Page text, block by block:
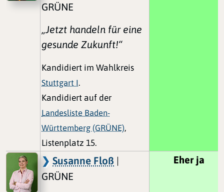
GRÜNE
„Jetzt handeln für eine
gesunde Zukunft!“
Kandidiert im Wahlkreis
Stuttgart I.
Kandidiert auf der
Landesliste Baden-
Württemberg (GRÜNE),
Listenplatz 15.
Susanne Floß |
GRÜNE
Eher ja